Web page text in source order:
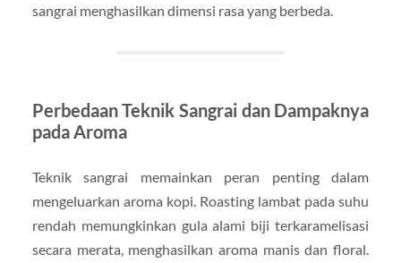
sangrai menghasilkan dimensi rasa yang berbeda.
Perbedaan Teknik Sangrai dan Dampaknya
pada Aroma
Teknik sangrai memainkan peran penting dalam
mengeluarkan aroma kopi. Roasting lambat pada suhu
rendah memungkinkan gula alami biji terkaramelisasi
secara merata, menghasilkan aroma manis dan floral.